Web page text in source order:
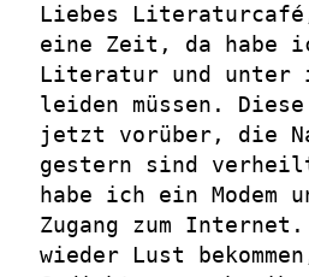
Liebes
eine Zeit, da habe
Literatur und unter
leiden müssen.
jetzt vorüber, die
gestern sind
habe ich ein Modem
Zugang zum
wieder Lust